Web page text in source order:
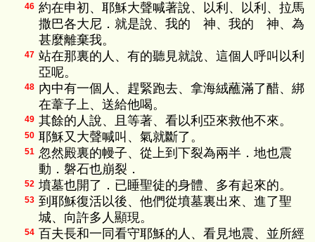
46 約在申初、耶穌大聲喊著說、以利、以利、拉馬
撒巴各大尼．就是說、我的 神、我的 神、為
甚麼離棄我。
47 站在那裏的人、有的聽見就說、這個人呼叫以利
亞呢。
48 內中有一個人、趕緊跑去、拿海絨蘸滿了醋、綁
在葦子上、送給他喝。
49 其餘的人說、且等著、看以利亞來救他不來。
50 耶穌又大聲喊叫、氣就斷了。
51 忽然殿裏的幔子、從上到下裂為兩半．地也震
動．磐石也崩裂．
52 墳墓也開了．已睡聖徒的身體、多有起來的。
53 到耶穌復活以後、他們從墳墓裏出來、進了聖
城、向許多人顯現。
54 百夫長和一同看守耶穌的人、看見地震、並所經